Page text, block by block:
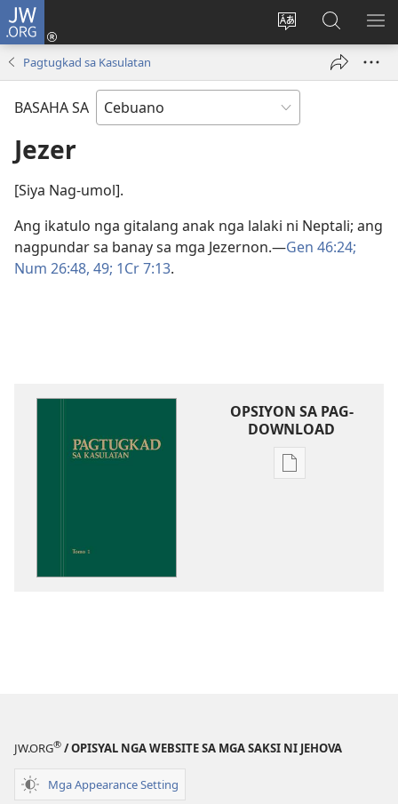
JW.ORG
Ilisi
pinulongan
sa
site
Log
ug
Pangitaa
sa
JW.ORG
Pagtugkad sa Kasulatan
BASAHA SA
Jezer
[Siya Nag-umol].
Ang ikatulo nga gitalang anak nga lalaki ni Neptali; ang
nagpundar sa banay sa mga Jezernon.​—Gen 46:24;
Num 26:​48, 49; 1Cr 7:13.
OPSIYON SA PAG-
DOWNLOAD
Opsiyon
JW.ORG® / OPISYAL NGA WEBSITE SA MGA SAKSI NI JEHOVA
Mga Appearance Setting